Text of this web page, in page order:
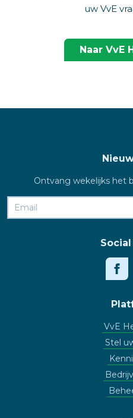
uw VvE
Naar VvE
Ontvang wekelijks het
VvE
Stel